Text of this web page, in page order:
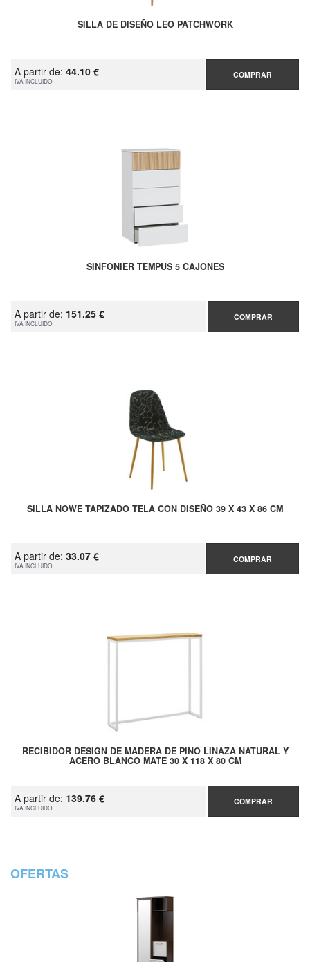
SILLA DE DISEÑO LEO PATCHWORK
A partir de: 44.10 €
IVA INCLUIDO
COMPRAR
SINFONIER TEMPUS 5 CAJONES
A partir de: 151.25 €
IVA INCLUIDO
COMPRAR
SILLA NOWE TAPIZADO TELA CON DISEÑO 39 X 43 X 86 CM
A partir de: 33.07 €
IVA INCLUIDO
COMPRAR
RECIBIDOR DESIGN DE MADERA DE PINO LINAZA NATURAL Y
ACERO BLANCO MATE 30 X 118 X 80 CM
A partir de: 139.76 €
IVA INCLUIDO
COMPRAR
OFERTAS